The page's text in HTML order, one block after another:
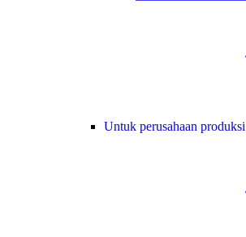
Untuk perusahaan produksi